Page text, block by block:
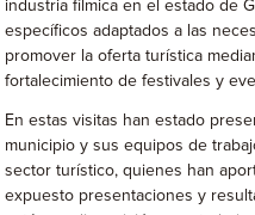
industria fílmica en el estado de
específicos adaptados a las
promover la oferta turística
fortalecimiento de festivales y
En estas visitas han estado
municipio y sus equipos de
sector turístico, quienes han
expuesto presentaciones y